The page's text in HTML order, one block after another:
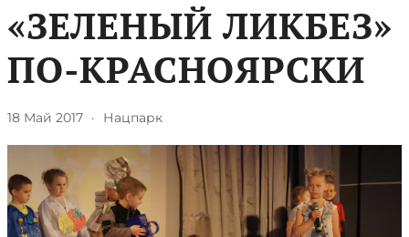
«ЗЕЛЕНЫЙ ЛИКБЕЗ»
ПО-КРАСНОЯРСКИ
18 Май 2017 · Нацпарк